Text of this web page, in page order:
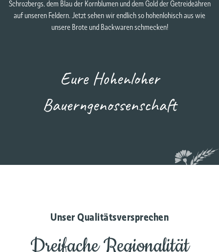
Schrozbergs, dem Blau der Kornblumen und dem Gold der Getreideähren
auf unseren Feldern. Jetzt sehen wir endlich so hohenlohisch aus wie
unsere Brote und Backwaren schmecken!
Eure Hohenloher
Bauerngenossenschaft
Unser Qualitätsversprechen
Dreifache Regionalität